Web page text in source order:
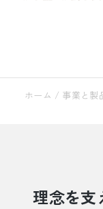
ホーム / 事業と製
理念を支